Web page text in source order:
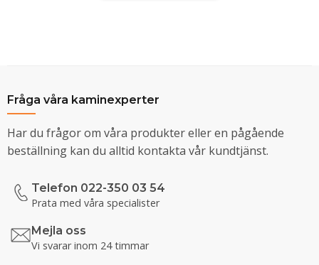
Fråga våra kaminexperter
Har du frågor om våra produkter eller en pågående
beställning kan du alltid kontakta vår kundtjänst.
Telefon 022-350 03 54
Prata med våra specialister
Mejla oss
Vi svarar inom 24 timmar